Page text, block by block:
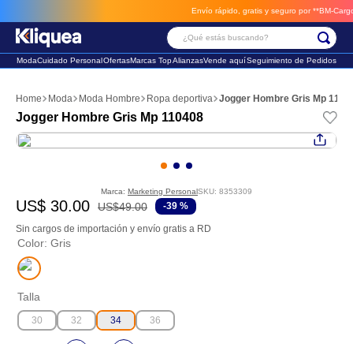
Envío rápido, gratis y seguro por **BM-Cargo** envios a través de BM-
¿Qué estás buscando?
ModaCuidado PersonalOfertasMarcas TopAlianzasVende aquíSeguimiento de Pedidos
Moda Moda Hombre Ropa deportiva Jogger Hombre Gris Mp
Jogger Hombre Gris Mp 110408
Marca: Marketing PersonalSKU: 8353309
US$ 30.00 US$49.00 -39 %
Sin cargos de importación y envío gratis a RD
Color: Gris
Talla
30 32 34 36
2. sandalia